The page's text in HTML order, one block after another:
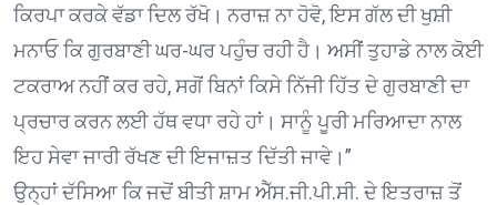
ਕਿਰਪਾ ਕਰਕੇ ਵੱਡਾ ਦਿਲ ਰੱਖੋ। ਨਰਾਜ਼ ਨਾ ਹੋਵੋ, ਇਸ ਗੱਲ ਦੀ ਖੁਸ਼ੀ
ਮਨਾਓ ਕਿ ਗੁਰਬਾਣੀ ਘਰ-ਘਰ ਪਹੁੰਚ ਰਹੀ ਹੈ। ਅਸੀਂ ਤੁਹਾਡੇ ਨਾਲ ਕੋਈ
ਟਕਰਾਅ ਨਹੀਂ ਕਰ ਰਹੇ, ਸਗੋਂ ਬਿਨਾਂ ਕਿਸੇ ਨਿੱਜੀ ਹਿੱਤ ਦੇ ਗੁਰਬਾਣੀ ਦਾ
ਪ੍ਰਚਾਰ ਕਰਨ ਲਈ ਹੱਥ ਵਧਾ ਰਹੇ ਹਾਂ। ਸਾਨੂੰ ਪੂਰੀ ਮਰਿਆਦਾ ਨਾਲ
ਇਹ ਸੇਵਾ ਜਾਰੀ ਰੱਖਣ ਦੀ ਇਜਾਜ਼ਤ ਦਿੱਤੀ ਜਾਵੇ।”
ਉਨ੍ਹਾਂ ਦੱਸਿਆ ਕਿ ਜਦੋਂ ਬੀਤੀ ਸ਼ਾਮ ਐੱਸ.ਜੀ.ਪੀ.ਸੀ. ਦੇ ਇਤਰਾਜ਼ ਤੋਂ